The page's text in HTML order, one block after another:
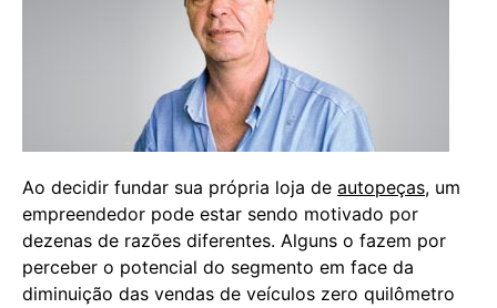
Ao decidir fundar sua própria loja de autopeças, um
empreendedor pode estar sendo motivado por
dezenas de razões diferentes. Alguns o fazem por
perceber o potencial do segmento em face da
diminuição das vendas de veículos zero quilômetro